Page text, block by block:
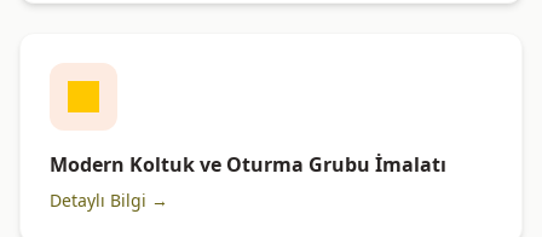
Modern Koltuk ve Oturma Grubu İmalatı
Detaylı Bilgi →